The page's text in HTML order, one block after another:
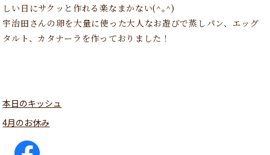
しい日にサクッと作れる楽なまかない(^｡^)
宇治田さんの卵を大量に使った大人なお遊びで蒸しパン、エッグ
タルト、カタナーラを作っておりました！
本日のキッシュ
4月のお休み